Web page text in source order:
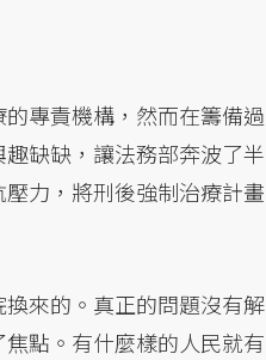
專責機構，然而在籌備過
缺缺，讓法務部奔波了半
力，將刑後強制治療計畫
來的。真正的問題沒有解
點。有什麼樣的人民就有